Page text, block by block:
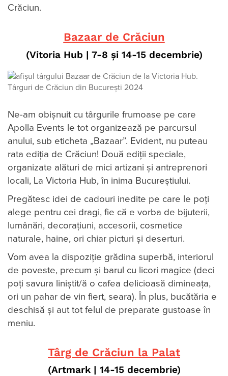
Crăciun.
Bazaar de Crăciun
(Vitoria Hub | 7-8 și 14-15 decembrie)
Ne-am obișnuit cu târgurile frumoase pe care
Apolla Events le tot organizează pe parcursul
anului, sub eticheta „Bazaar”. Evident, nu puteau
rata ediția de Crăciun! Două ediții speciale,
organizate alături de mici artizani și antreprenori
locali, La Victoria Hub, în inima Bucureștiului.
Pregătesc idei de cadouri inedite pe care le poți
alege pentru cei dragi, fie că e vorba de bijuterii,
lumânări, decorațiuni, accesorii, cosmetice
naturale, haine, ori chiar picturi și deserturi.
Vom avea la dispoziție grădina superbă, interiorul
de poveste, precum și barul cu licori magice (deci
poți savura liniștit/ă o cafea delicioasă dimineața,
ori un pahar de vin fiert, seara). În plus, bucătăria e
deschisă și aut tot felul de preparate gustoase în
meniu.
Târg de Crăciun la Palat
(Artmark | 14-15 decembrie)